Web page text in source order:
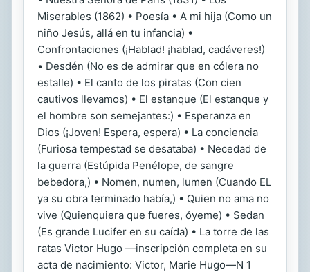
Miserables (1862) • Poesía • A mi hija (Como un
niño Jesús, allá en tu infancia) •
Confrontaciones (¡Hablad! ¡hablad, cadáveres!)
• Desdén (No es de admirar que en cólera no
estalle) • El canto de los piratas (Con cien
cautivos llevamos) • El estanque (El estanque y
el hombre son semejantes:) • Esperanza en
Dios (¡Joven! Espera, espera) • La conciencia
(Furiosa tempestad se desataba) • Necedad de
la guerra (Estúpida Penélope, de sangre
bebedora,) • Nomen, numen, lumen (Cuando EL
ya su obra terminado había,) • Quien no ama no
vive (Quienquiera que fueres, óyeme) • Sedan
(Es grande Lucifer en su caída) • La torre de las
ratas Victor Hugo —inscripción completa en su
acta de nacimiento: Victor, Marie Hugo—N 1